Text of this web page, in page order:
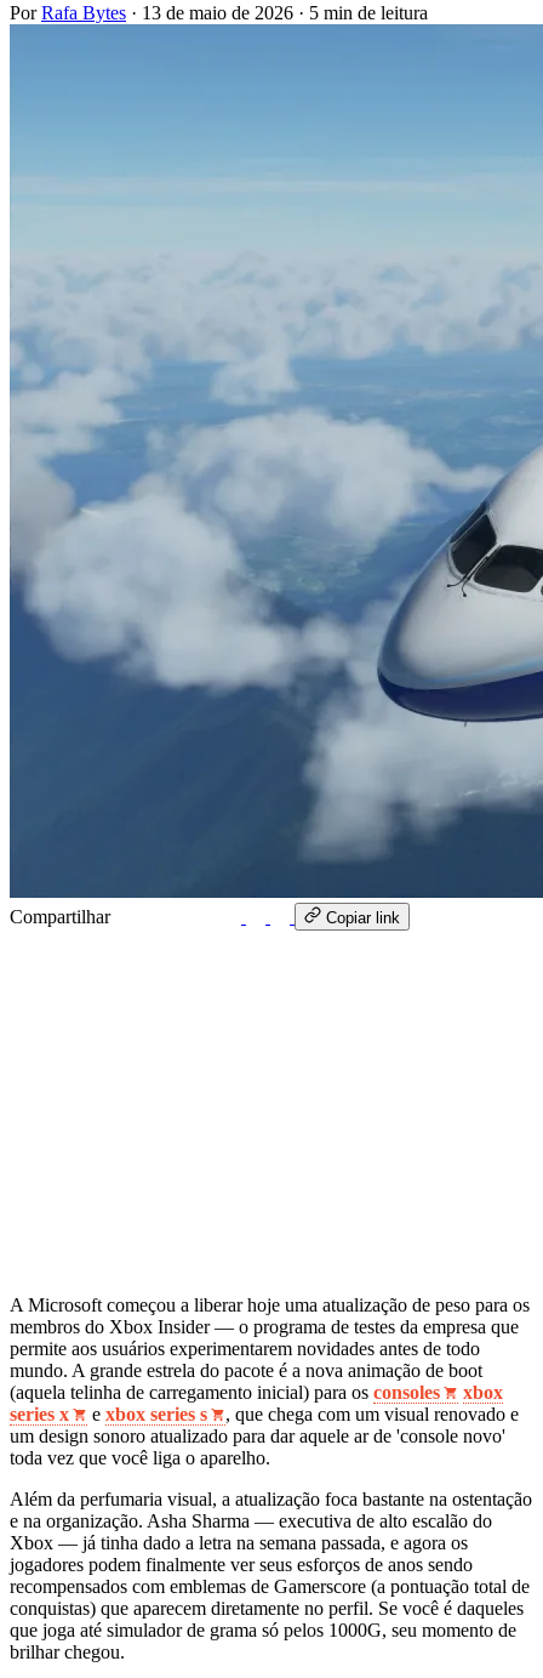
PorRafa Bytes · 13 de maio de 2026 · 5 min de leitura
Compartilhar Copiar link
A Microsoft começou a liberar hoje uma atualização de peso para os
membros do Xbox Insider — o programa de testes da empresa que
permite aos usuários experimentarem novidades antes de todo
mundo. A grande estrela do pacote é a nova animação de boot
(aquela telinha de carregamento inicial) para os consoles
xbox
series x
e xbox series s
, que chega com um visual renovado e
um design sonoro atualizado para dar aquele ar de 'console novo'
toda vez que você liga o aparelho.
Além da perfumaria visual, a atualização foca bastante na ostentação
e na organização. Asha Sharma — executiva de alto escalão do
Xbox — já tinha dado a letra na semana passada, e agora os
jogadores podem finalmente ver seus esforços de anos sendo
recompensados com emblemas de Gamerscore (a pontuação total de
conquistas) que aparecem diretamente no perfil. Se você é daqueles
que joga até simulador de grama só pelos 1000G, seu momento de
brilhar chegou.